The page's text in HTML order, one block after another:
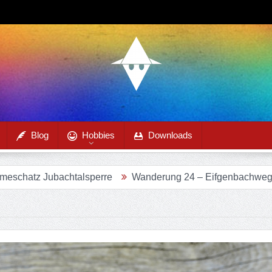
Blog Hobbies Downloads
Wanderung 24 – Eifgenbachweg im Eifgenbachtal